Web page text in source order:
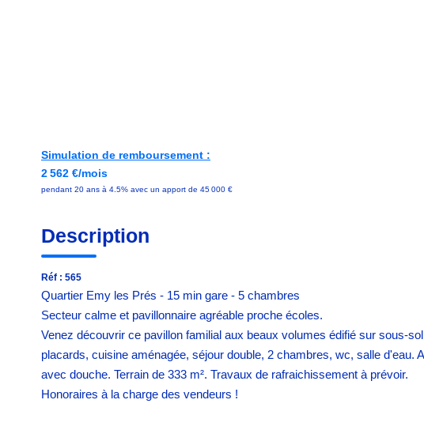
Simulation de remboursement :
2 562 €/mois
pendant 20 ans à 4.5% avec un apport de 45 000 €
Description
Réf : 565
Quartier Emy les Prés - 15 min gare - 5 chambres
Secteur calme et pavillonnaire agréable proche écoles.
Venez découvrir ce pavillon familial aux beaux volumes édifié sur sous-
placards, cuisine aménagée, séjour double, 2 chambres, wc, salle d'eau.
avec douche. Terrain de 333 m². Travaux de rafraichissement à prévoir.
Honoraires à la charge des vendeurs !